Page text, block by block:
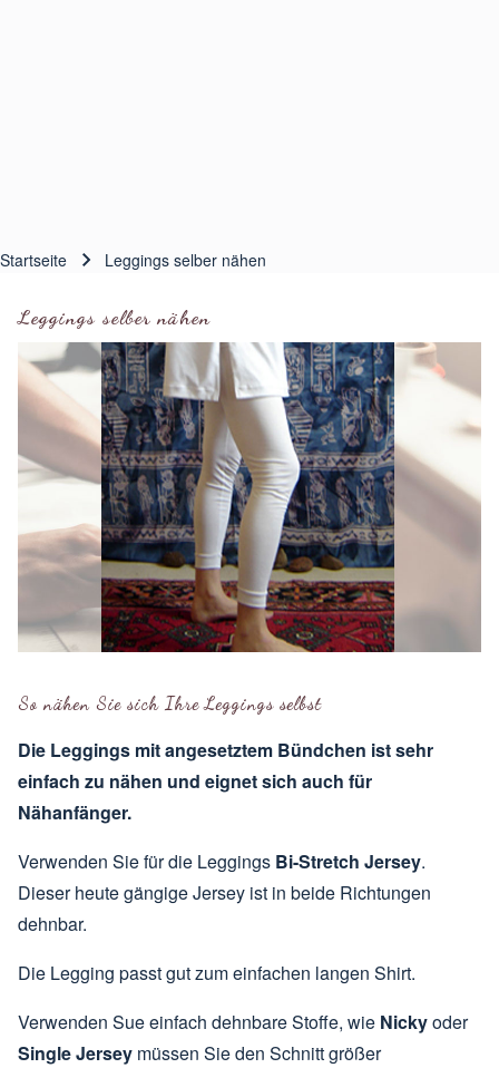
Pfadnavigation
Startseite Leggings selber nähen
Leggings selber nähen
So nähen Sie sich Ihre Leggings selbst
Die Leggings mit angesetztem Bündchen ist sehr
einfach zu nähen und eignet sich auch für
Nähanfänger.
Verwenden Sie für die Leggings Bi-Stretch Jersey.
Dieser heute gängige Jersey ist in beide Richtungen
dehnbar.
Die Legging passt gut zumeinfachen langen Shirt.
Verwenden Sue einfach dehnbare Stoffe, wie Nickyoder
Single Jersey müssen Sie den Schnitt größer